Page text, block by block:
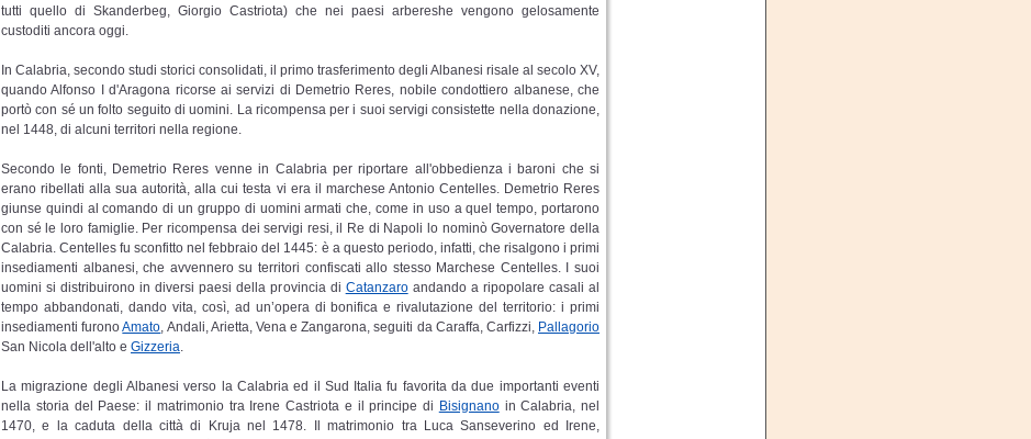
tutti quello di Skanderbeg, Giorgio Castriota) che nei paesi arbereshe vengono gelosamente
custoditi ancora oggi.
In Calabria, secondo studi storici consolidati, il primo trasferimento degli Albanesi risale al secolo XV,
quando Alfonso I d'Aragona ricorse ai servizi di Demetrio Reres, nobile condottiero albanese, che
portò con sé un folto seguito di uomini. La ricompensa per i suoi servigi consistette nella donazione,
nel 1448, di alcuni territori nella regione.
Secondo le fonti, Demetrio Reres venne in Calabria per riportare all'obbedienza i baroni che si
erano ribellati alla sua autorità, alla cui testa vi era il marchese Antonio Centelles. Demetrio Reres
giunse quindi al comando di un gruppo di uomini armati che, come in uso a quel tempo, portarono
con sé le loro famiglie. Per ricompensa dei servigi resi, il Re di Napoli lo nominò Governatore della
Calabria. Centelles fu sconfitto nel febbraio del 1445: è a questo periodo, infatti, che risalgono i primi
insediamenti albanesi, che avvennero su territori confiscati allo stesso Marchese Centelles. I suoi
uomini si distribuirono in diversi paesi della provincia di Catanzaroandando a ripopolare casali al
tempo abbandonati, dando vita, così, ad un’opera di bonifica e rivalutazione del territorio: i primi
insediamenti furonoAmato, Andali, Arietta, Vena e Zangarona, seguiti da Caraffa, Carfizzi, Pallagorio
San Nicola dell'alto e Gizzeria.
La migrazione degli Albanesi verso la Calabria ed il Sud Italia fu favorita da due importanti eventi
nella storia del Paese: il matrimonio tra Irene Castriota e il principe di Bisignanoin Calabria, nel
1470, e la caduta della città di Kruja nel 1478. Il matrimonio tra Luca Sanseverino ed Irene,